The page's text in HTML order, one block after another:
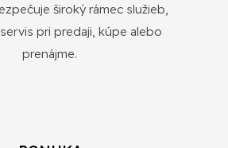
široký rámec služieb,
pri predaji, kúpe alebo
prenájme.